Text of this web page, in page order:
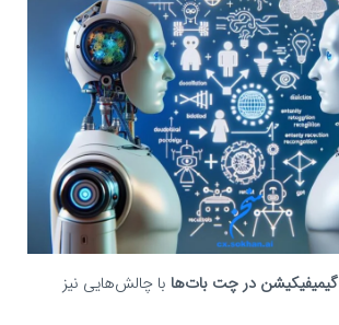
گیمیفیکیشن در چت‌ بات‌ها با چالش‌هایی نیز